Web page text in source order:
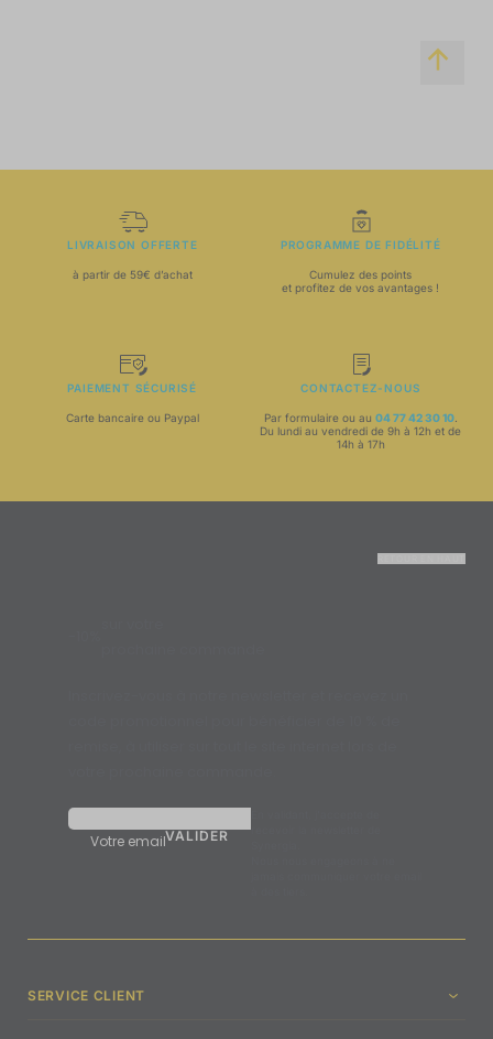
LIVRAISON OFFERTE
à partir de 59€ d’achat
PROGRAMME DE FIDÉLITÉ
Cumulez des points
et profitez de vos avantages !
PAIEMENT SÉCURISÉ
Carte bancaire ou Paypal
CONTACTEZ-NOUS
Par formulaire ou au 04 77 42 30 10.
Du lundi au vendredi de 9h à 12h et de
14h à 17h
Votre email
recevoir la newsletter de
SERVICE CLIENT